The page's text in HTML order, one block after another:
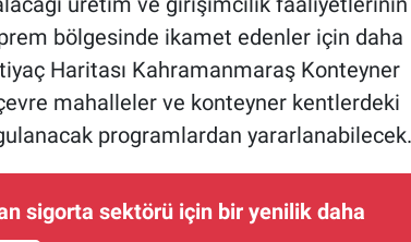
bölgesinde ikamet edenler için daha
Haritası Kahramanmaraş Konteyner
mahalleler ve konteyner kentlerdeki
programlardan yararlanabilecek.
sigorta sektörü için bir yenilik daha